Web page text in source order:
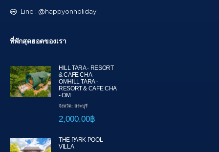
Line : @happyonholiday
ที่พักสุดฮอตของเรา
HILL TARA - RESORT
& CAFE CHA -
OMHILL TARA -
RESORT & CAFE CHA
- OM
จังหวัด: สระบุรี
2,000.00฿
THE PARK POOL
VILLA